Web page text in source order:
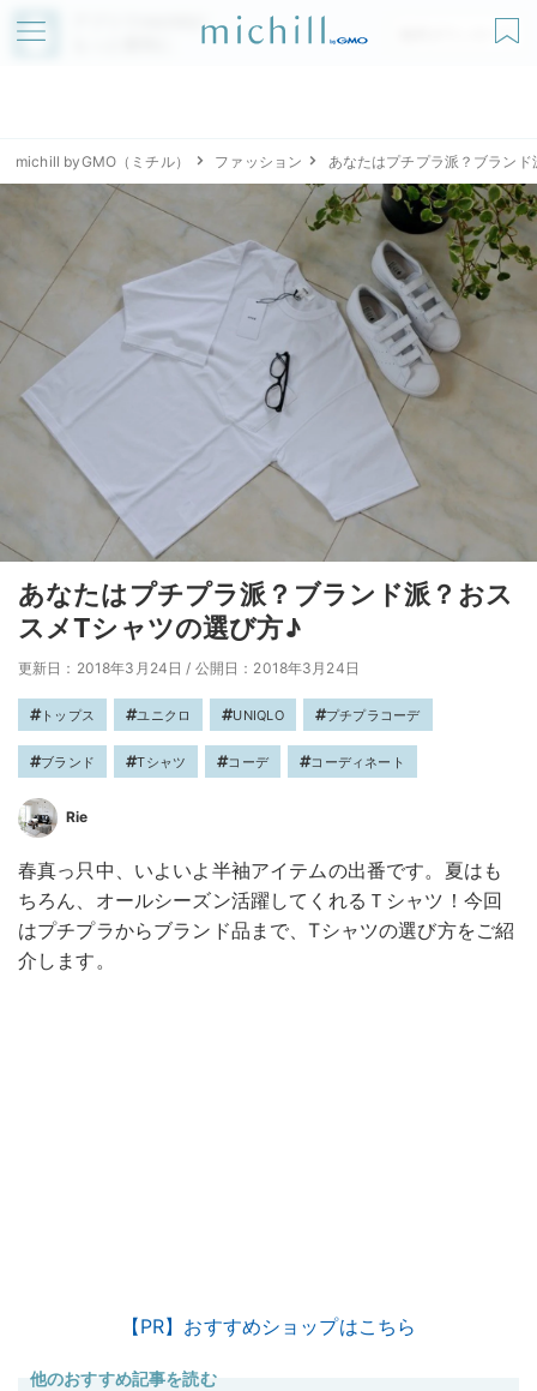
アプリでmichillが
無料ダウンロード
michill byGMO（ミチル） ファッション あなたはプチプラ派？ブラン
あなたはプチプラ派？ブランド派？おス
スメTシャツの選び方♪
更新日：2018年3月24日 / 公開日：2018年3月24日
トップス ユニクロ UNIQLO プチプラコーデ
ブランド Tシャツ コーデ コーディネート
Rie
春真っ只中、いよいよ半袖アイテムの出番です。夏はも
ちろん、オールシーズン活躍してくれるＴシャツ！今回
はプチプラからブランド品まで、Tシャツの選び方をご紹
介します。
【PR】おすすめショップはこちら
他のおすすめ記事を読む